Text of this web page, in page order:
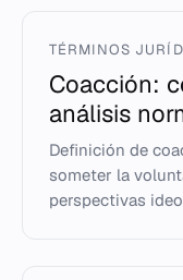
TÉRMINOS
Coacción:
análisis
Definición de
someter la
perspectivas